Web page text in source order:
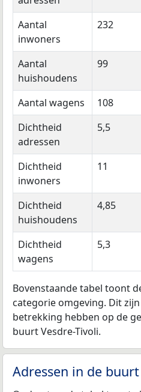
Aantal
inwoners
232
Aantal
huishoudens
99
Aantal wagens 108
Dichtheid
adressen
5,5
Dichtheid
inwoners
11
Dichtheid
huishoudens
4,85
Dichtheid
wagens
5,3
Bovenstaande tabel toont
categorie omgeving. Dit
betrekking hebben op de
buurt Vesdre-Tivoli.
Adressen in de